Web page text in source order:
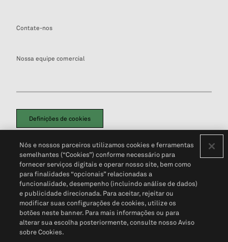
Contate-nos
Nossa equipe comercial
Definições de cookies
Política de PrivacidadePortal de privacidade do cliente (em inglês)
Não Venda Minhas Informações Pessoais© 2026 S&P Global
Nós e nossos parceiros utilizamos cookies e ferramentas
semelhantes (“Cookies”) conforme necessário para
fornecer serviços digitais e operar nosso site, bem como
para finalidades “opcionais” relacionadas a
funcionalidade, desempenho (incluindo análise de dados)
e publicidade direcionada. Para aceitar, rejeitar ou
modificar suas configurações de cookies, utilize os
botões neste banner. Para mais informações ou para
alterar sua escolha posteriormente, consulte nosso Aviso
sobre Cookies.